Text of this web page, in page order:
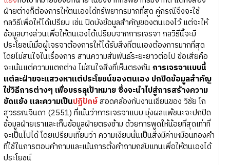
ฝ่ายต่างก็ต้องการให้ตนเองได้ทรัพยากรมากที่สุด คู่กรณีจึงจะใช้
กลวิธีเพื่อให้ได้เปรียบ เช่น ปิดบังข้อมูลสำคัญของตนเองไว้ แต่จะให้
ข้อมูลบางส่วนเพื่อให้ตนเองได้เปรียบจากการเจรจา กลวิธีนี้จะมี
ประโยชน์เมื่อผู้เจรจาต้องการให้ได้รับสิ่งที่ตนเองต้องการมากที่สุด
โดยไม่สนใจในเรื่องการ สานความสัมพันธ์ระยะยาวต่อไป ข้อเสียคือ
จะเน้นแต่ความแตกต่าง ไม่สนใจสิ่งที่เห็นตรงกันการเจรจาแบบนี้
แต่ละฝ่ายจะแสวงหาแต่ประโยชน์ของตนเอง ปกปิดข้อมูลสำคัญ
ใช้วิธีการต่างๆ เพื่อบรรลุเป้าหมาย ซึ่งจะนำไปสู่การสร้างความ
ขัดแย้ง และความเป็นปฏิปักษ์สอดคล้องกับงานเขียนของ วิชัย โถ
สุวรรณจินดา (2551) ที่เน้นว่าการเจรจาแบบ มุ่งผลแพ้ชนะจะปกปิด
ข้อมูลฝ่ายเราและเก็บข้อมูลฝ่ายตรงข้าม ด้วยการพูดให้น้อยที่สุดเท่าที่
จะเป็นไปได้ โดยเปรียบเทียบว่า ความเงียบนั้นเป็นสิ่งมีค่าเหมือนทองคำ
ที่ใช้ในการตอบคำถามและเน้นการตั้งคำถามกลับแทนเพื่อให้ตนเองได้
ประโยชน์